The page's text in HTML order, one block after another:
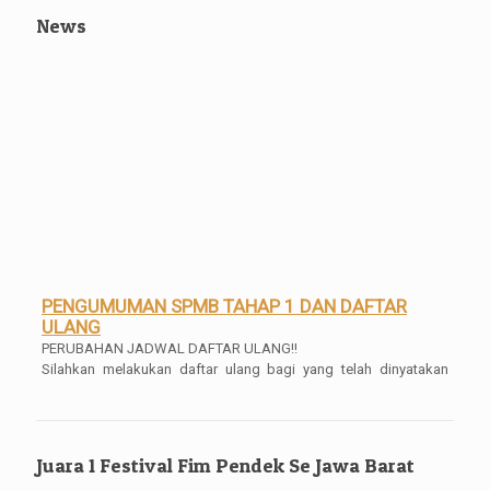
News
PENGUMUMAN SPMB TAHAP 1 DAN DAFTAR
ULANG
PERUBAHAN JADWAL DAFTAR ULANG!!
Silahkan melakukan daftar ulang bagi yang telah dinyatakan
akses dan di download SKL dan Transripnya mulai tanggal 04
Mei 2026 Pukul 16.00 WIB
Juara 1 Festival Fim Pendek Se Jawa Barat